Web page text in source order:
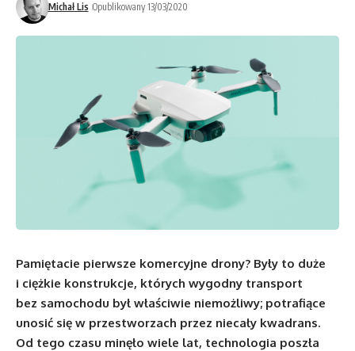
Michał Lis Opublikowany 13/03/2020
Pamiętacie pierwsze komercyjne drony? Były to duże
i ciężkie konstrukcje, których wygodny transport
bez samochodu był właściwie niemożliwy; potrafiące
unosić się w przestworzach przez niecały kwadrans.
Od tego czasu minęło wiele lat, technologia poszła